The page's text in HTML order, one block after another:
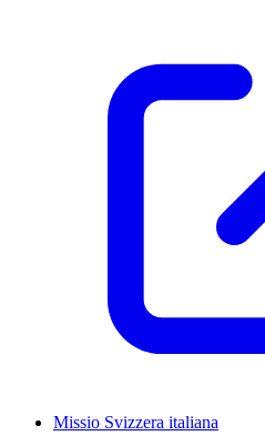
Missio Svizzera italiana